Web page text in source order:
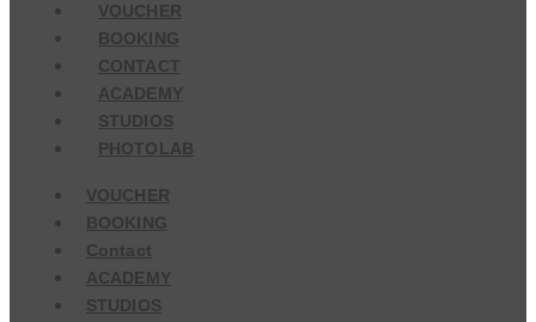
VOUCHER
BOOKING
CONTACT
ACADEMY
STUDIOS
PHOTOLAB
VOUCHER
BOOKING
Contact
ACADEMY
STUDIOS